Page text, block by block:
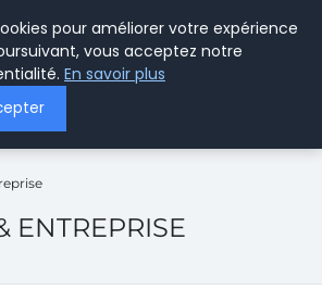
ENTREPRISE
pour améliorer votre expérience
vous acceptez notre
En savoir plus